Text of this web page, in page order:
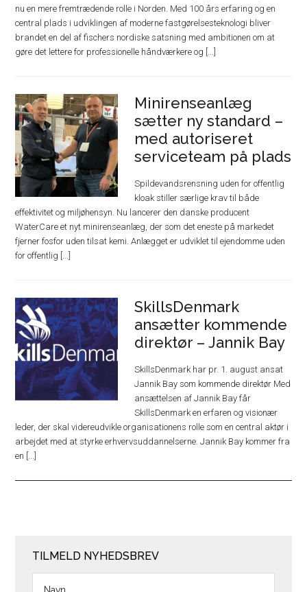
nu en mere fremtrædende rolle i Norden. Med 100 års erfaring og en
central plads i udviklingen af moderne fastgørelsesteknologi bliver
brandet en del af fischers nordiske satsning med ambitionen om at
gøre det lettere for professionelle håndværkere og [...]
Minirenseanlæg
sætter ny standard –
med autoriseret
serviceteam på plads
Spildevandsrensning uden for offentlig
kloak stiller særlige krav til både
effektivitet og miljøhensyn. Nu lancerer den danske producent
WaterCare et nyt minirenseanlæg, der som det eneste på markedet
fjerner fosfor uden tilsat kemi. Anlægget er udviklet til ejendomme uden
for offentlig [...]
SkillsDenmark
ansætter kommende
direktør – Jannik Bay
SkillsDenmark har pr. 1. august ansat
Jannik Bay som kommende direktør Med
ansættelsen af Jannik Bay får
SkillsDenmark en erfaren og visionær
leder, der skal videreudvikle organisationens rolle som en central aktør i
arbejdet med at styrke erhvervsuddannelserne. Jannik Bay kommer fra
en [...]
TILMELD NYHEDSBREV